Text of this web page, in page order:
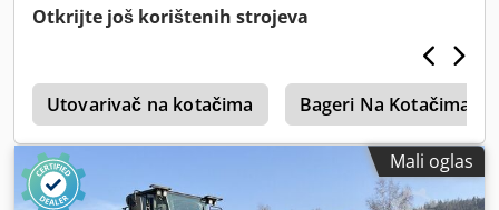
Otkrijte još korištenih strojeva
Utovarivač na kotačima Bageri Na Kotačima
Mali oglas